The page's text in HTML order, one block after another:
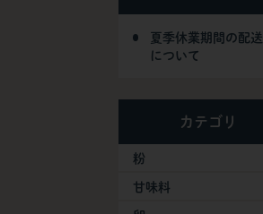
夏季休業期間の配送
について
カテゴリ
粉
甘味料